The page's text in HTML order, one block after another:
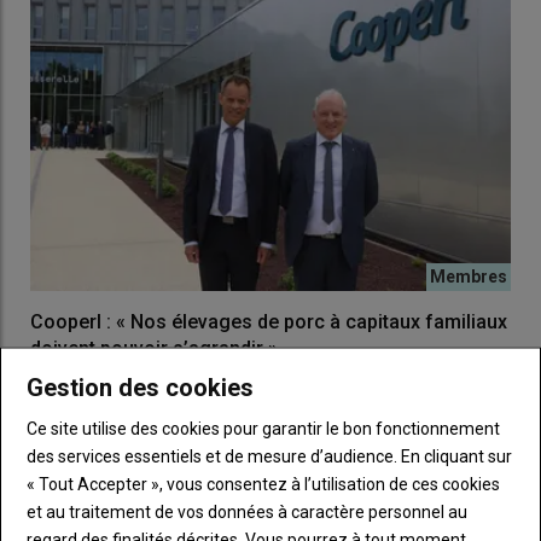
multiplier les hubs pour rendre la méthanisation accessible à
tous les agriculteurs, sans contrainte de taille ou de proximité
avec le réseau gazier © Cécile Julien
Une collecte deux à trois fois par semaine
Cooperl : « Nos élevages de porc à capitaux familiaux
doivent pouvoir s’agrandir »
Engagé dans une stratégie de durabilité, Cooperl mise sur la
montée en gamme de sa production. Pour rentabiliser les…
Gestion des cookies
Ce site utilise des cookies pour garantir le bon fonctionnement
des services essentiels et de mesure d’audience. En cliquant sur
« Tout Accepter », vous consentez à l’utilisation de ces cookies
et au traitement de vos données à caractère personnel au